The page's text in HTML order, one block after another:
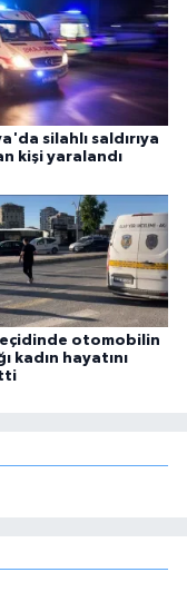
silahlı saldırıya
kişi yaralandı
otomobilin
kadın hayatını